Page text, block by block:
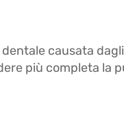
causata
più completa la